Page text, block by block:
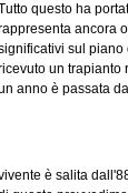
questo ha
ancora
sul
un trapianto
anno è passata
è salita